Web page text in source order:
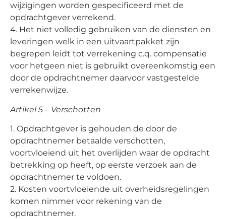
wijzigingen worden gespecificeerd met de
opdrachtgever verrekend.
4. Het niet volledig gebruiken van de diensten en
leveringen welk in een uitvaartpakket zijn
begrepen leidt tot verrekening c.q. compensatie
voor hetgeen niet is gebruikt overeenkomstig een
door de opdrachtnemer daarvoor vastgestelde
verrekenwijze.
Artikel 5 – Verschotten
1. Opdrachtgever is gehouden de door de
opdrachtnemer betaalde verschotten,
voortvloeiend uit het overlijden waar de opdracht
betrekking op heeft, op eerste verzoek aan de
opdrachtnemer te voldoen.
2. Kosten voortvloeiende uit overheidsregelingen
komen nimmer voor rekening van de
opdrachtnemer.